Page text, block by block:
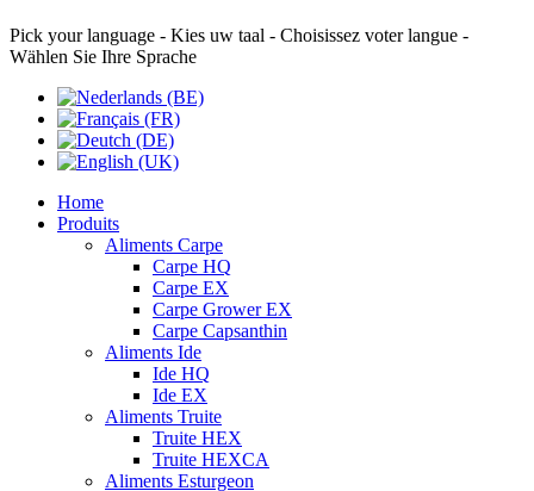
Pick your language - Kies uw taal - Choisissez voter langue -
Wählen Sie Ihre Sprache
Home
Produits
Aliments Carpe
Carpe HQ
Carpe EX
Carpe Grower EX
Carpe Capsanthin
Aliments Ide
Ide HQ
Ide EX
Aliments Truite
Truite HEX
Truite HEXCA
Aliments Esturgeon